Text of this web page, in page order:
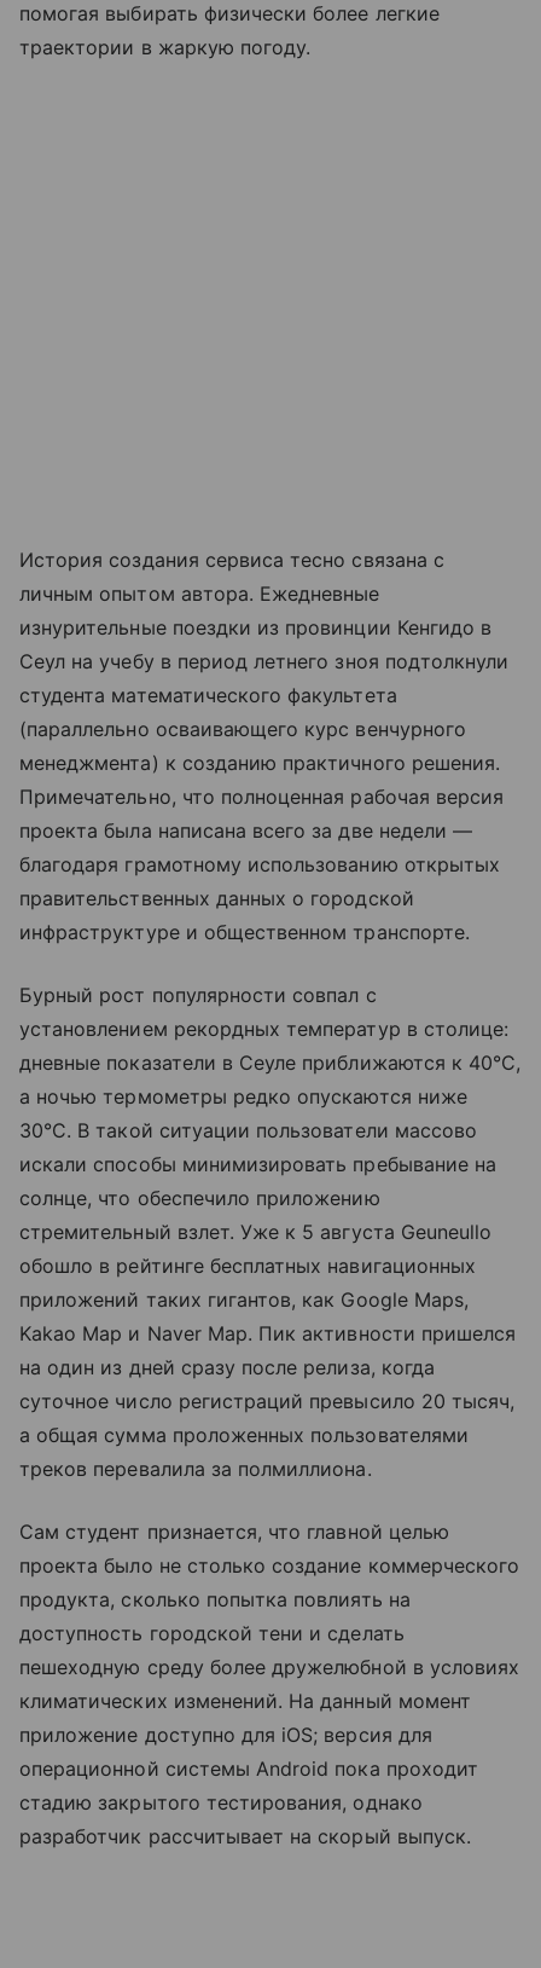
помогая выбирать физически более легкие
траектории в жаркую погоду.
История создания сервиса тесно связана с
личным опытом автора. Ежедневные
изнурительные поездки из провинции Кенгидо в
Сеул на учебу в период летнего зноя подтолкнули
студента математического факультета
(параллельно осваивающего курс венчурного
менеджмента) к созданию практичного решения.
Примечательно, что полноценная рабочая версия
проекта была написана всего за две недели —
благодаря грамотному использованию открытых
правительственных данных о городской
инфраструктуре и общественном транспорте.
Бурный рост популярности совпал с
установлением рекордных температур в столице:
дневные показатели в Сеуле приближаются к 40°C,
а ночью термометры редко опускаются ниже
30°C. В такой ситуации пользователи массово
искали способы минимизировать пребывание на
солнце, что обеспечило приложению
стремительный взлет. Уже к 5 августа Geuneullo
обошло в рейтинге бесплатных навигационных
приложений таких гигантов, как Google Maps,
Kakao Map и Naver Map. Пик активности пришелся
на один из дней сразу после релиза, когда
суточное число регистраций превысило 20 тысяч,
а общая сумма проложенных пользователями
треков перевалила за полмиллиона.
Сам студент признается, что главной целью
проекта было не столько создание коммерческого
продукта, сколько попытка повлиять на
доступность городской тени и сделать
пешеходную среду более дружелюбной в условиях
климатических изменений. На данный момент
приложение доступно для iOS; версия для
операционной системы Android пока проходит
стадию закрытого тестирования, однако
разработчик рассчитывает на скорый выпуск.